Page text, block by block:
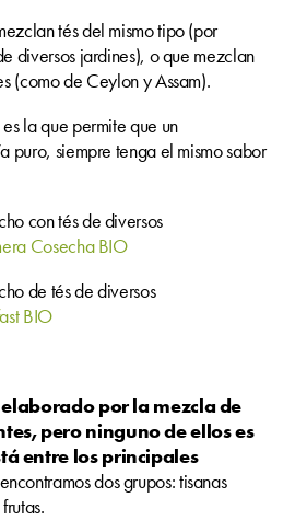
tés del mismo tipo (por
diversos jardines), o que mezclan
(como de Ceylon y Assam).
la que permite que un
puro, siempre tenga el mismo sabor
con tés de diversos
Cosecha BIO
de tés de diversos
BIO
por la mezcla de
pero ninguno de ellos es
entre los principales
dos grupos: tisanas